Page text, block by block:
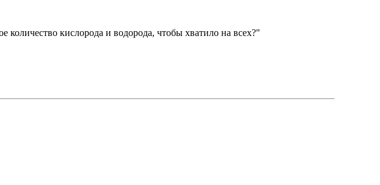
кислорода и водорода, чтобы хватило на всех?"